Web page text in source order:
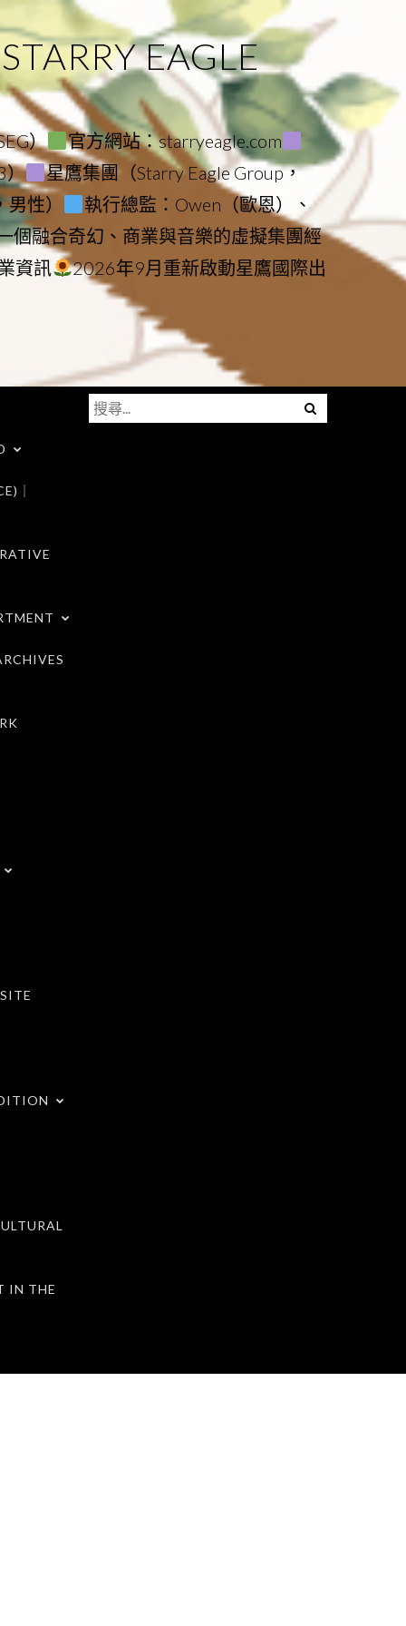
EAGLE
）
官方網站：starryeagle.com
）
星鷹集團（Starry Eagle Group，
性）
執行總監：Owen（歐恩）、
個融合奇幻、商業與音樂的虛擬集團經
資訊
2026年9月重新啟動星鷹國際出
｜
IN THE
Menu
搜
尋